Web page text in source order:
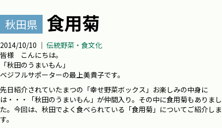
秋田県 食用菊
2014/10/10 ｜ 伝統野菜・食文化
皆様 こんにちは。
「秋田のうまいもん」
ベジフルサポーターの最上美貴子です。
先日紹介されていたまつの「幸せ野菜ボックス」お楽しみの中身に
は・・・「秋田のうまいもん」が仲間入り。その中に食用菊もありまし
た。今回は、秋田でよく食べられている「食用菊」についてご紹介しま
す。